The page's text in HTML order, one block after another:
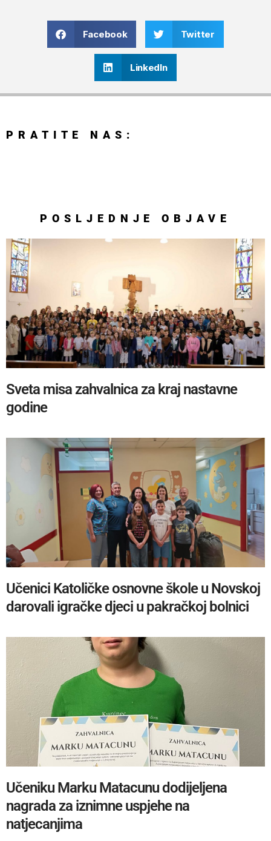
Facebook Twitter
LinkedIn
PRATITE NAS:
POSLJEDNJE OBJAVE
Sveta misa zahvalnica za kraj nastavne
godine
Učenici Katoličke osnovne škole u Novskoj
darovali igračke djeci u pakračkoj bolnici
Učeniku Marku Matacunu dodijeljena
nagrada za iznimne uspjehe na
natjecanjima